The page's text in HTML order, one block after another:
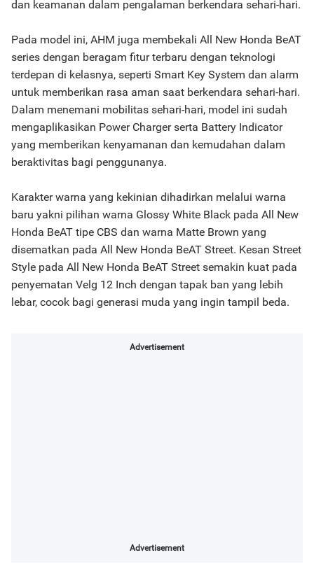
dan keamanan dalam pengalaman berkendara sehari-hari.
Pada model ini, AHM juga membekali All New Honda BeAT
series dengan beragam fitur terbaru dengan teknologi
terdepan di kelasnya, seperti Smart Key System dan alarm
untuk memberikan rasa aman saat berkendara sehari-hari.
Dalam menemani mobilitas sehari-hari, model ini sudah
mengaplikasikan Power Charger serta Battery Indicator
yang memberikan kenyamanan dan kemudahan dalam
beraktivitas bagi penggunanya.
Karakter warna yang kekinian dihadirkan melalui warna
baru yakni pilihan warna Glossy White Black pada All New
Honda BeAT tipe CBS dan warna Matte Brown yang
disematkan pada All New Honda BeAT Street. Kesan Street
Style pada All New Honda BeAT Street semakin kuat pada
penyematan Velg 12 Inch dengan tapak ban yang lebih
lebar, cocok bagi generasi muda yang ingin tampil beda.
Advertisement
Advertisement